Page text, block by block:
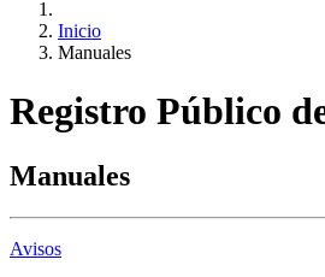
Inicio
Manuales
Registro Público
Manuales
Avisos